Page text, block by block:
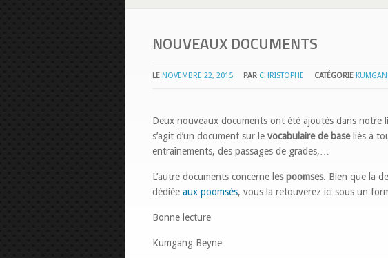
NOUVEAUX DOCUMENTS
LE NOVEMBRE 22, 2015 PAR CHRISTOPHE CATÉGORIE
Deux nouveaux documents ont été ajoutés dans notre
s’agit d’un document sur levocabulaire de baseliés à
entraînements, des passages de grades,…
L’autre documents concerne les poomses. Bien que la
dédiéeaux poomsés, vous la retouverez ici sous un
Bonne lecture
Kumgang Beyne